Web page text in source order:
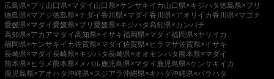
広島県×ブリ 山口県×マダイ 山口県×ケンサキイカ 山口県×キジハタ徳島県×ブリ
徳島県×マアジ徳島県×チダイ香川県×マダイ香川県×アオリイカ香川県×マゴチ
愛媛県×マダイ愛媛県×ブリ 愛媛県×キジハタ高知県×カンパチ
高知県×アカアマダイ高知県×イサキ福岡県×マダイ福岡県×ヤリイカ
福岡県×ケンサキイカ佐賀県×マダイ佐賀県×ヒラマサ佐賀県×イサキ
長崎県×マダイ長崎県×キジハタ長崎県×オオモンハタ 熊本県×マダイ
熊本県×ヒラメ 熊本県×メバル鹿児島県×マダイ 鹿児島県×ケンサキイカ
鹿児島県×アオハタ沖縄県×スジアラ沖縄県×キハダ沖縄県×バラハタ